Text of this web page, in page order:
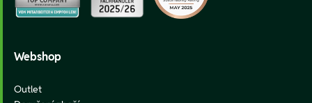
Webshop
Outlet